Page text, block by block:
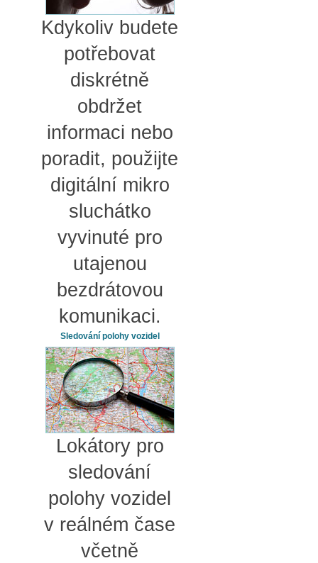
Kdykoliv budete
potřebovat
diskrétně
obdržet
informaci nebo
poradit, použijte
digitální mikro
sluchátko
vyvinuté pro
utajenou
bezdrátovou
komunikaci.
Sledování polohy vozidel
Lokátory pro
sledování
polohy vozidel
v reálném čase
včetně